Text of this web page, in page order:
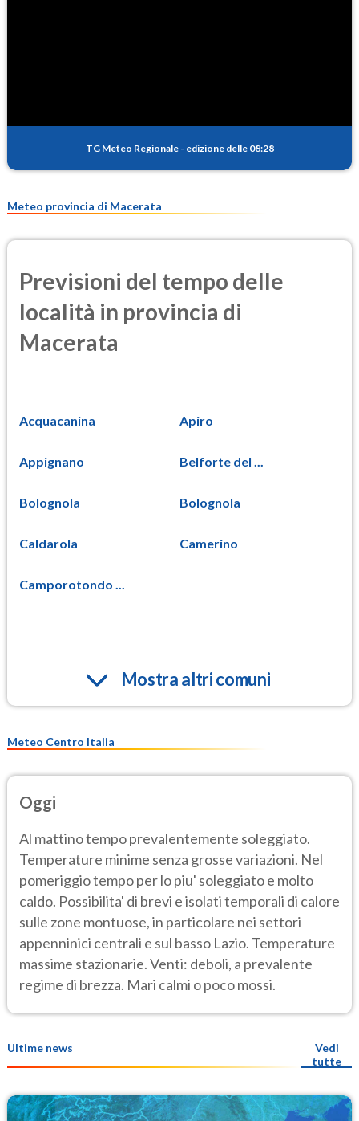
PM25
TG Meteo Regionale - edizione delle 08:28
Meteo provincia di Macerata
Previsioni del tempo delle
località in provincia di
Macerata
Acquacanina Apiro
Appignano Belforte del ...
Bolognola Bolognola
Caldarola Camerino
Camporotondo ...
Mostra altri comuni
Meteo Centro Italia
Oggi
Al mattino tempo prevalentemente soleggiato.
Temperature minime senza grosse variazioni. Nel
pomeriggio tempo per lo piu' soleggiato e molto
caldo. Possibilita' di brevi e isolati temporali di calore
sulle zone montuose, in particolare nei settori
appenninici centrali e sul basso Lazio. Temperature
massime stazionarie. Venti: deboli, a prevalente
regime di brezza. Mari calmi o poco mossi.
Ultime news
Vedi
tutte